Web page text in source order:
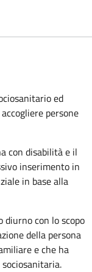
ed
persone
con disabilità e il
inserimento in
in base alla
diurno con lo scopo
della persona
e che ha